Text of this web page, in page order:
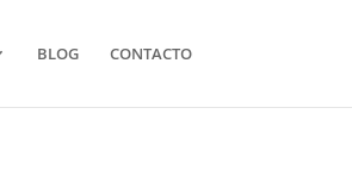
BLOG CONTACTO